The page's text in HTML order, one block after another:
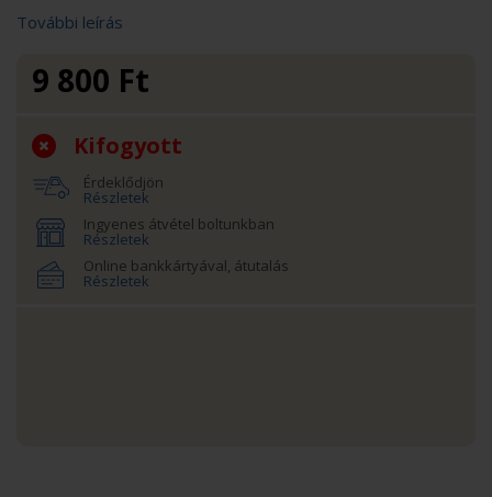
További leírás
9 800 Ft
Kifogyott
Érdeklődjön
Részletek
Ingyenes átvétel boltunkban
Részletek
Online bankkártyával, átutalás
Részletek